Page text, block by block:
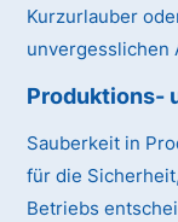
Kurzurlauber
unvergesslichen
Produktions-
Sauberkeit in
für die
Betriebs